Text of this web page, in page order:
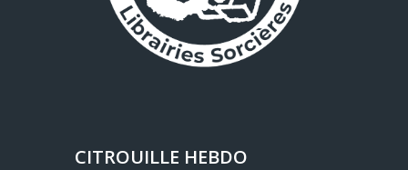
CITROUILLE HEBDO